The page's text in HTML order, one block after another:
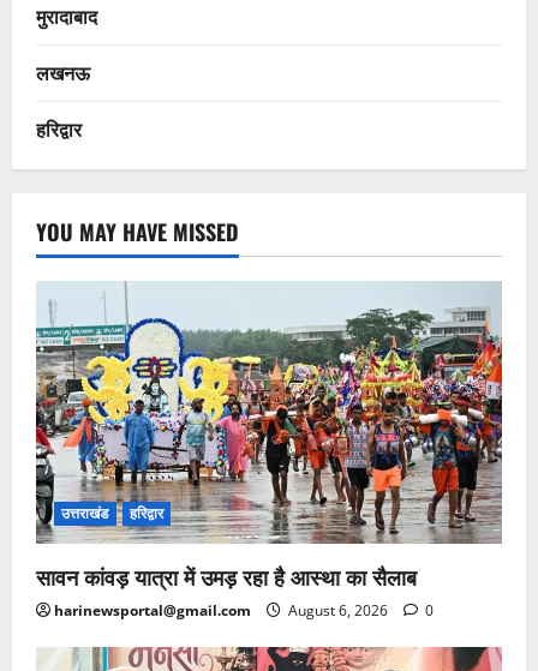
मुरादाबाद
लखनऊ
हरिद्वार
YOU MAY HAVE MISSED
उत्तराखंड हरिद्वार
सावन कांवड़ यात्रा में उमड़ रहा है आस्था का सैलाब
harinewsportal@gmail.com August 6, 2026 0